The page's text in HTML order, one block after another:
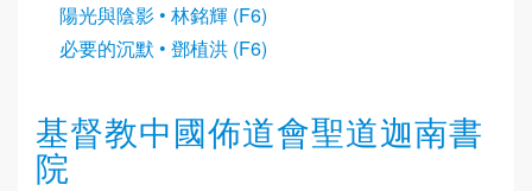
陽光與陰影 • 林銘輝 (F6)
必要的沉默 • 鄧植洪 (F6)
基督教中國佈道會聖道迦南書
院